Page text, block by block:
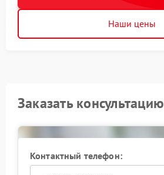
Наши цены
Заказать консультацию
Контактный телефон: